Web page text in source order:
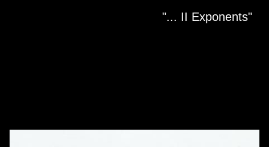
"II Exponents ..."